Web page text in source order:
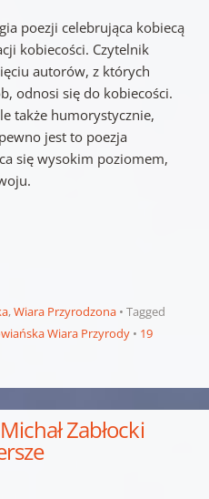
poezji celebrująca kobiecą
kobiecości. Czytelnik
autorów, z których
odnosi się do kobiecości.
także humorystycznie,
jest to poezja
się wysokim poziomem,
,Wiara Przyrodzona
Tagged
Wiara Przyrody
19
Zabłocki